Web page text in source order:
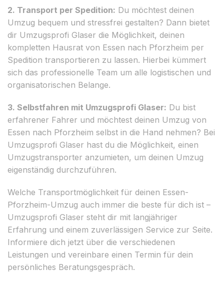
2. Transport per Spedition: Du möchtest deinen
Umzug bequem und stressfrei gestalten? Dann bietet
dir Umzugsprofi Glaser die Möglichkeit, deinen
kompletten Hausrat von Essen nach Pforzheim per
Spedition transportieren zu lassen. Hierbei kümmert
sich das professionelle Team um alle logistischen und
organisatorischen Belange.
3. Selbstfahren mit Umzugsprofi Glaser: Du bist
erfahrener Fahrer und möchtest deinen Umzug von
Essen nach Pforzheim selbst in die Hand nehmen? Bei
Umzugsprofi Glaser hast du die Möglichkeit, einen
Umzugstransporter anzumieten, um deinen Umzug
eigenständig durchzuführen.
Welche Transportmöglichkeit für deinen Essen-
Pforzheim-Umzug auch immer die beste für dich ist –
Umzugsprofi Glaser steht dir mit langjähriger
Erfahrung und einem zuverlässigen Service zur Seite.
Informiere dich jetzt über die verschiedenen
Leistungen und vereinbare einen Termin für dein
persönliches Beratungsgespräch.